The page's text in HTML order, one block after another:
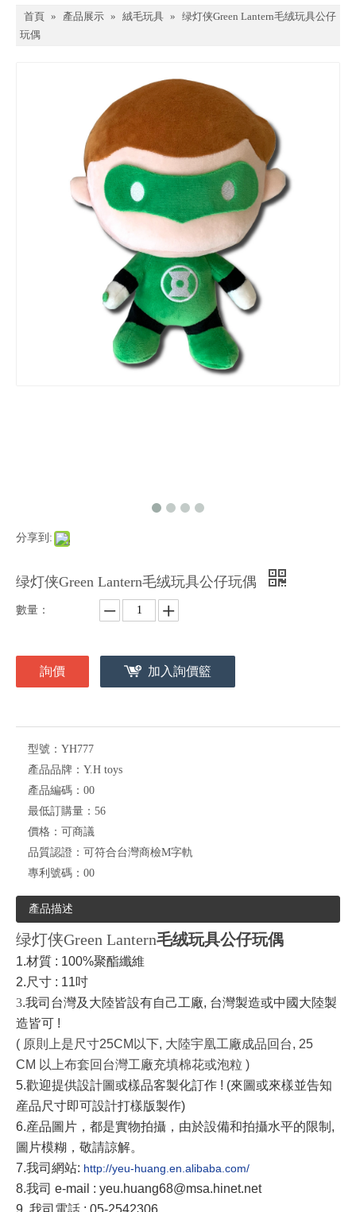
首頁 » 產品展示 » 絨毛玩具 » 绿灯侠Green Lantern毛绒玩具公仔
玩偶
分享到:
绿灯侠Green Lantern毛绒玩具公仔玩偶
數量：
詢價 加入詢價籃
型號： YH777
產品品牌： Y.H toys
產品編碼： 00
最低訂購量： 56
價格： 可商議
品質認證： 可符合台灣商檢M字軌
專利號碼： 00
產品描述
绿灯侠Green Lantern毛绒玩具公仔玩偶
1.材質 : 100%聚酯纖維
2.尺寸 : 11吋
3.我司台灣及大陸皆設有自己工廠, 台灣製造或中國大陸製
造皆可
!
( 原則上是尺寸25CM 以下, 大陸宇凰工廠成品回台, 25
CM 以上布套回台灣工廠充填棉花或泡粒 )
5.歡迎提供設計圖或樣品客製化訂作 ! (來圖或來樣並告知
産品尺寸即可設計打樣版製作)
6.産品圖片，都是實物拍攝，由於設備和拍攝水平的限制 ,
圖片模糊，敬請諒解。
7.我司網站: http://yeu-huang.en.alibaba.com/
8.我司 e-mail : yeu.huang68@msa.hinet.net